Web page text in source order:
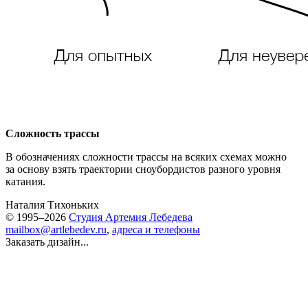
Сложность трассы
В обозначениях сложности трассы на всяких схемах можно
за основу взять траектории сноубордистов разного уровня
катания.
Наталия Тихоньких
© 1995–2026 Студия Артемия Лебедева
mailbox@artlebedev.ru, адреса и телефоны
Заказать дизайн...